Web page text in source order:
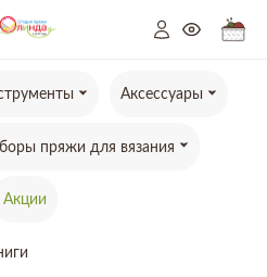
Аксессуары
пряжи для вязания
Акции